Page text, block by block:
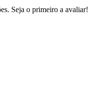
Seja o primeiro a avaliar!